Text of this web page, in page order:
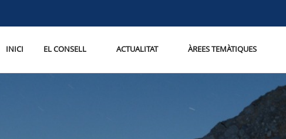
INICI EL CONSELL ACTUALITAT ÀREES TEMÀTIQUES